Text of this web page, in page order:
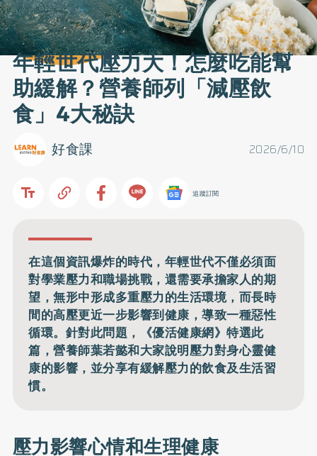
年輕世代壓力大！怎麼吃能幫
助緩解？營養師列「減壓飲
食」4大秘訣
2026/6/10
好食課
追蹤訂閱
在這個資訊爆炸的時代，年輕世代不僅必須面
對學業壓力和職場挑戰，還需要承擔家人的期
望，無形中形成多重壓力的生活環境，而長時
間的高壓更近一步影響到健康，導致一種惡性
循環。針對此問題，《優活健康網》特選此
篇，營養師葉若懿和大家說明壓力對身心靈健
康的影響，並分享有緩解壓力的飲食及生活習
慣。
壓力影響心情和生理健康